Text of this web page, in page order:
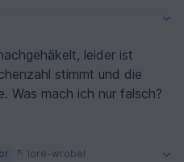
leider ist
Was mach ich nur falsch?
lore-wrobel